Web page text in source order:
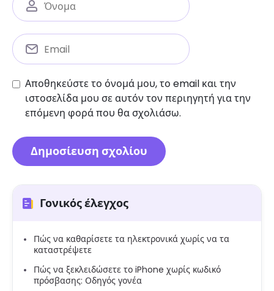
Αποθηκεύστε το όνομά μου, το email και την
ιστοσελίδα μου σε αυτόν τον περιηγητή για την
επόμενη φορά που θα σχολιάσω.
Γονικός έλεγχος
Πώς να καθαρίσετε τα ηλεκτρονικά χωρίς να τα
καταστρέψετε
Πώς να ξεκλειδώσετε το iPhone χωρίς κωδικό
πρόσβασης: Οδηγός γονέα